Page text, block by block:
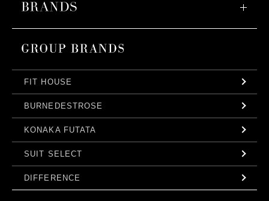
FIT HOUSE
BURNEDESTROSE
KONAKA FUTATA
SUIT SELECT
DIFFERENCE